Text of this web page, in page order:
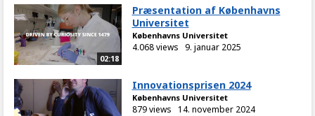
02:18
Præsentation af Københavns
Universitet
Københavns Universitet
4.068 views 9. januar 2025
Innovationsprisen 2024
Københavns Universitet
879 views 14. november 2024